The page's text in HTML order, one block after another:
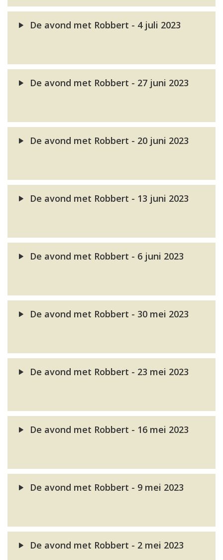
De avond met Robbert - 4 juli 2023
De avond met Robbert - 27 juni 2023
De avond met Robbert - 20 juni 2023
De avond met Robbert - 13 juni 2023
De avond met Robbert - 6 juni 2023
De avond met Robbert - 30 mei 2023
De avond met Robbert - 23 mei 2023
De avond met Robbert - 16 mei 2023
De avond met Robbert - 9 mei 2023
De avond met Robbert - 2 mei 2023